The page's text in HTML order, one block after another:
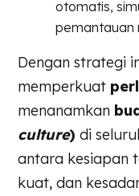
otomatis,
pemantauan
Dengan strategi
memperkuat
menanamkan
culture) di
antara kesiapan
kuat, dan